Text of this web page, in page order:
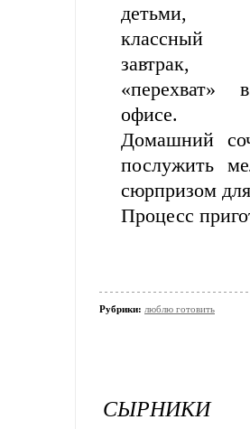
детьми,
классный
завтрак,
«перехват» в
офисе.
Домашний
послужить
сюрпризом
Процесс
Рубрики: люблю готовить
СЫРНИКИ